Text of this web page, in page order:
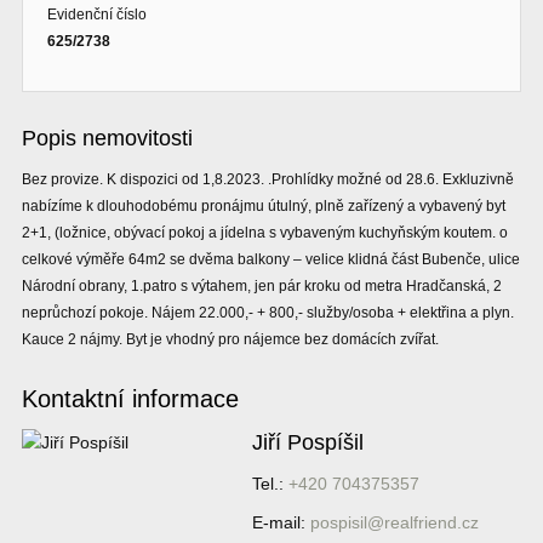
Evidenční číslo
625/2738
Popis nemovitosti
Bez provize. K dispozici od 1,8.2023. .Prohlídky možné od 28.6. Exkluzivně
nabízíme k dlouhodobému pronájmu útulný, plně zařízený a vybavený byt
2+1, (ložnice, obývací pokoj a jídelna s vybaveným kuchyňským koutem. o
celkové výměře 64m2 se dvěma balkony – velice klidná část Bubenče, ulice
Národní obrany, 1.patro s výtahem, jen pár kroku od metra Hradčanská, 2
neprůchozí pokoje. Nájem 22.000,- + 800,- služby/osoba + elektřina a plyn.
Kauce 2 nájmy. Byt je vhodný pro nájemce bez domácích zvířat.
Kontaktní informace
Jiří Pospíšil
Tel.: +420 704375357
E-mail: pospisil@realfriend.cz